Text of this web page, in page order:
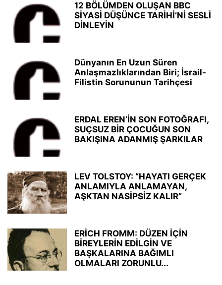
12 BÖLÜMDEN OLUŞAN BBC
SİYASİ DÜŞÜNCE TARİHİ’Nİ SESLİ
DİNLEYİN
Dünyanın En Uzun Süren
Anlaşmazlıklarından Biri; İsrail-
Filistin Sorununun Tarihçesi
ERDAL EREN’İN SON FOTOĞRAFI,
SUÇSUZ BİR ÇOCUĞUN SON
BAKIŞINA ADANMIŞ ŞARKILAR
LEV TOLSTOY: “HAYATI GERÇEK
ANLAMIYLA ANLAMAYAN,
AŞKTAN NASİPSİZ KALIR”
ERİCH FROMM: DÜZEN İÇİN
BİREYLERİN EDİLGİN VE
BAŞKALARINA BAĞIMLI
OLMALARI ZORUNLU...